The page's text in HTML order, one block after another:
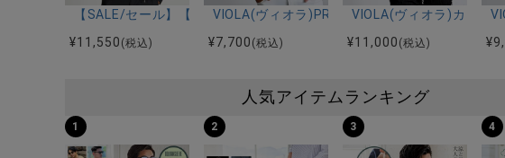
【SALE/セール】【送料無料】VIOLA(ヴィオラ)総柄ストレッチジャガ
¥11,550 (税込)
VIOLA(ヴィオラ)PRINT ZIP UP/全3色
¥7,700 (税込)
VIOLA(ヴィオラ)カット
¥11,000 (税込)
¥
人気アイテムランキング
1 2 3 4